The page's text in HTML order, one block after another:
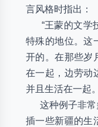
言风格时指出：
“王蒙的文学
特殊的地位。这
开的。在那些岁
在一起，边劳动
并且生活在一起
这种例子非常
插一些新疆的生